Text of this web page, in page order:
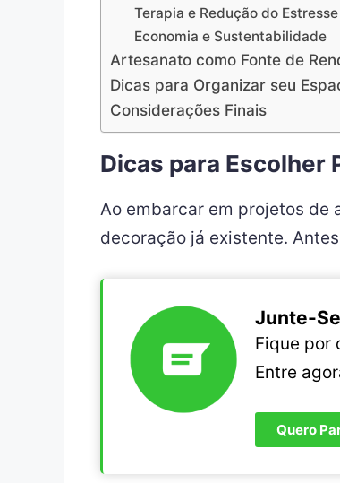
Terapia e Redução do Estresse
Economia e Sustentabilidade
Artesanato como Fonte de
Dicas para Organizar seu
Considerações Finais
Dicas para Escolher
Ao embarcar em projetos de
decoração já existente.
Junte-
Fique por
Entre
Quero